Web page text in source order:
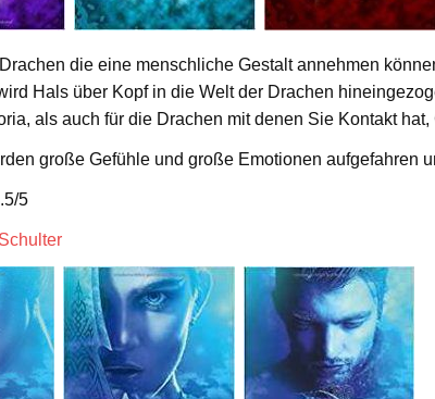
die eine menschliche Gestalt annehmen
Hals über Kopf in die Welt der Drachen
als auch für die Drachen mit denen Sie Kontakt hat,
große Gefühle und große Emotionen aufgefahren
5